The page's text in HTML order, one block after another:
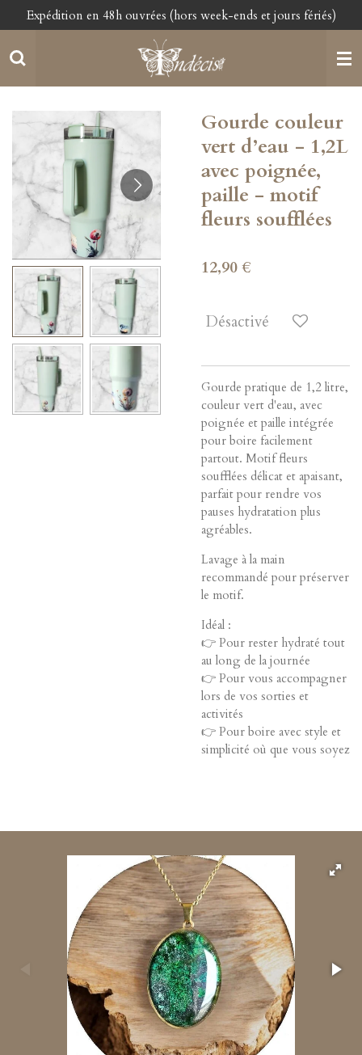
Passer
au
contenu
principal
Expédition en 48h ouvrées (hors week-ends et jours fériés)
Gourde couleur
vert d’eau - 1,2L
avec poignée,
paille - motif
fleurs soufflées
12,90 €
Désactivé
Gourde pratique de 1,2 litre,
couleur vert d'eau, avec
poignée et paille intégrée
pour boire facilement
partout. Motif fleurs
soufflées délicat et apaisant,
parfait pour rendre vos
pauses hydratation plus
agréables.
Lavage à la main
recommandé pour préserver
le motif.
Idéal :
👉 Pour rester hydraté tout
au long de la journée
👉 Pour vous accompagner
lors de vos sorties et
activités
👉 Pour boire avec style et
simplicité où que vous soyez